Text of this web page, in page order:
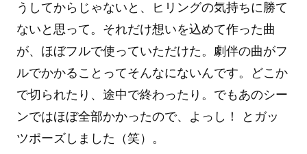
うしてからじゃないと、ヒリングの気持ちに勝て
ないと思って。それだけ想いを込めて作った曲
が、ほぼフルで使っていただけた。劇伴の曲がフ
ルでかかることってそんなにないんです。どこか
で切られたり、途中で終わったり。でもあのシー
ンではほぼ全部かかったので、よっし！ とガッ
ツポーズしました（笑）。